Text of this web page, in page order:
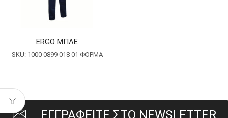
ERGO ΜΠΛΕ
SKU: 1000 0899 018 01 ΦΟΡΜΑ
ΕΓΓΡΑΦΕΙΤΕ ΣΤΟ NEWSLETTER